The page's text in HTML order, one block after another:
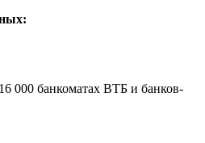
000 банкоматах ВТБ и банков-